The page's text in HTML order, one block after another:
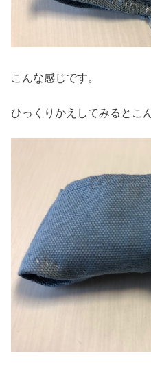
こんな感じです。
ひっくりかえしてみるとこ